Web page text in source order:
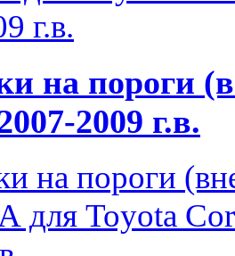
на пороги
2009 г.в.